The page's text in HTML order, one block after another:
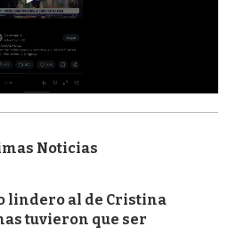
Noticias
lindero al de Cristina
tuvieron que ser